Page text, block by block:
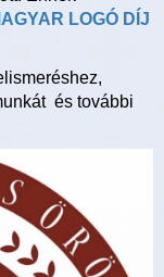
LOGÓ DÍJ
és további